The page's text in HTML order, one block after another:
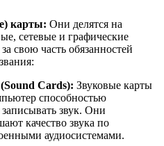
карты: Они делятся на
сетевые и графические
свою часть обязанностей
Cards): Звуковые карты
способностью
звук. Они
качество звука по
аудиосистемами.